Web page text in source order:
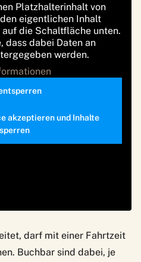
Platzhalterinhalt von
eigentlichen Inhalt
die Schaltfläche unten.
dass dabei Daten an
werden.
akzeptieren und Inhalte
darf mit einer Fahrtzeit
Buchbar sind dabei, je